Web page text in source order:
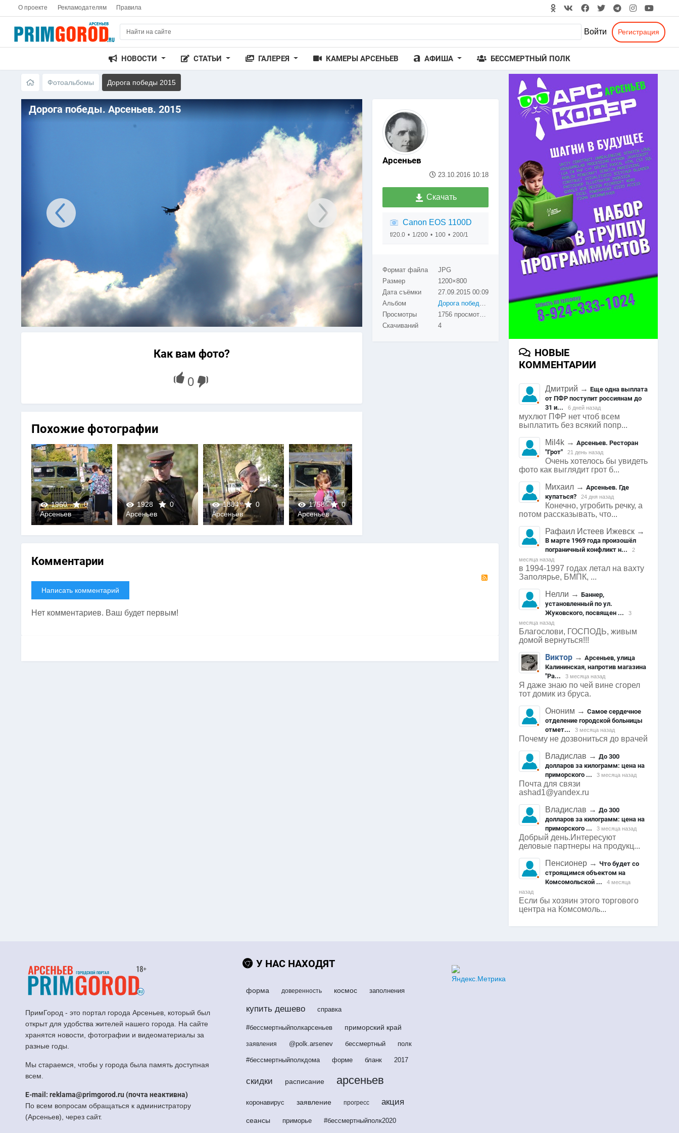
О проекте Рекламодателям Правила
Войти Регистрация
НОВОСТИ СТАТЬИ ГАЛЕРЕЯ КАМЕРЫ АРСЕНЬЕВ АФИША БЕССМЕРТНЫЙ ПОЛК
Фотоальбомы Дорога победы 2015
Дорога победы. Арсеньев. 2015
Как вам фото?
Похожие фотографии
1960
0
0
Арсеньев
1928
0
0
Арсеньев
1884
0
0
Арсеньев
1758
0
0
Арсеньев
1701
0
0
Арсеньев
Арсеньев
23.10.2016 10:18
Скачать
Canon EOS 1100D
f/20.0 1/200 100 200/1
Формат файла
JPG
Размер
1200×800
Дата съёмки
27.09.2015 00:09
Альбом
Дорога победы 2015
Просмотры
1756 просмотров
Скачиваний
4
Комментарии
Написать комментарий
Нет комментариев. Ваш будет первым!
НОВЫЕ
КОММЕНТАРИИ
Дмитрий →Еще одна выплата
от ПФР поступит россиянам до
31 и...
6 дней назад
мухлют ПФР нет чтоб всем
выплатить без всякий попр...
Mil4k →Арсеньев. Ресторан
"Грот"
21 день назад
Очень хотелось бы увидеть
фото как выглядит грот б...
Михаил →Арсеньев. Где
купаться?
24 дня назад
Конечно, угробить речку, а
потом рассказывать, что...
Рафаил Истеев Ижевск →
В марте 1969 года произошёл
пограничный конфликт н...
2
месяца назад
в 1994-1997 годах летал на вахту
Заполярье, БМПК, ...
Нелли →Баннер,
установленный по ул.
Жуковского, посвящен ...
3
месяца назад
Благослови, ГОСПОДЬ, живым
домой вернуться!!!
Виктор →Арсеньев, улица
Калининская, напротив магазина
"Ра...
3 месяца назад
Я даже знаю по чей вине сгорел
тот домик из бруса.
Ононим →Самое сердечное
отделение городской больницы
отмет...
3 месяца назад
Почему не дозвониться до врачей
Владислав →До 300
долларов за килограмм: цена на
приморского ...
3 месяца назад
Почта для связи
ashad1@yandex.ru
Владислав →До 300
долларов за килограмм: цена на
приморского ...
3 месяца назад
Добрый день.Интересуют
деловые партнеры на продукц...
Пенсионер →Что будет со
строящимся объектом на
Комсомольской ...
4 месяца
назад
Если бы хозяин этого торгового
центра на Комсомоль...
ПримГород - это портал города Арсеньев, который был
открыт для удобства жителей нашего города. На сайте
хранятся новости, фотографии и видеоматериалы за
разные годы.
Мы стараемся, чтобы у города была память доступная
всем.
E-mail: reklama@primgorod.ru (почта неактивна)
По всем вопросам обращаться к администратору
(Арсеньев), через сайт.
У НАС НАХОДЯТ
форма доверенность космос заполнения
купить дешево справка
#бессмертныйполкарсеньев приморский край
заявления @polk.arsenev бессмертный полк
#бессмертныйполкдома форме бланк 2017
скидки расписание арсеньев
коронавирус заявление прогресс акция
сеансы приморье #бессмертныйполк2020